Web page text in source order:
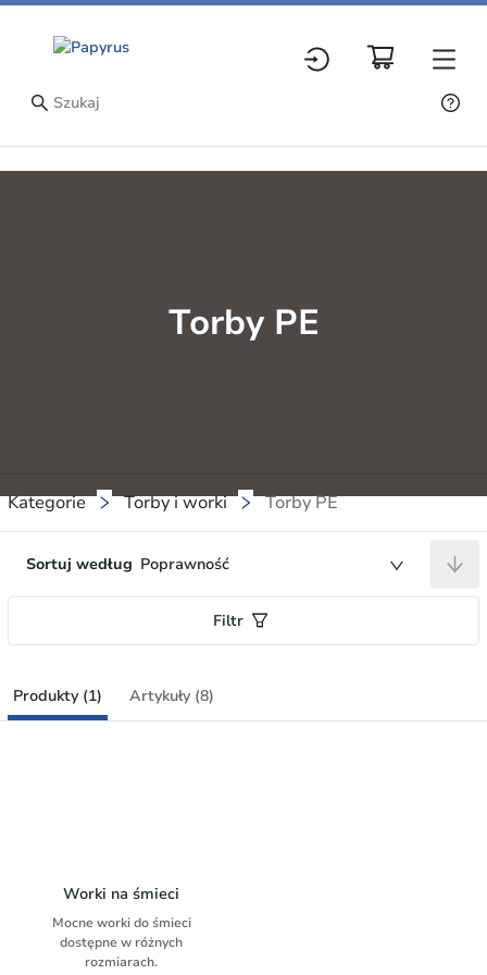
Torby PE
Kategorie Torby i worki Torby PE
Sortuj według Poprawność
Filtr
Produkty (1) Artykuły (8)
Worki na śmieci
Mocne worki do śmieci
dostępne w różnych
rozmiarach.